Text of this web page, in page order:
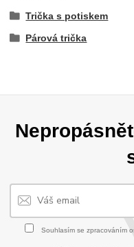
Trička s potiskem
Párová trička
Souhlasím se zpracováním